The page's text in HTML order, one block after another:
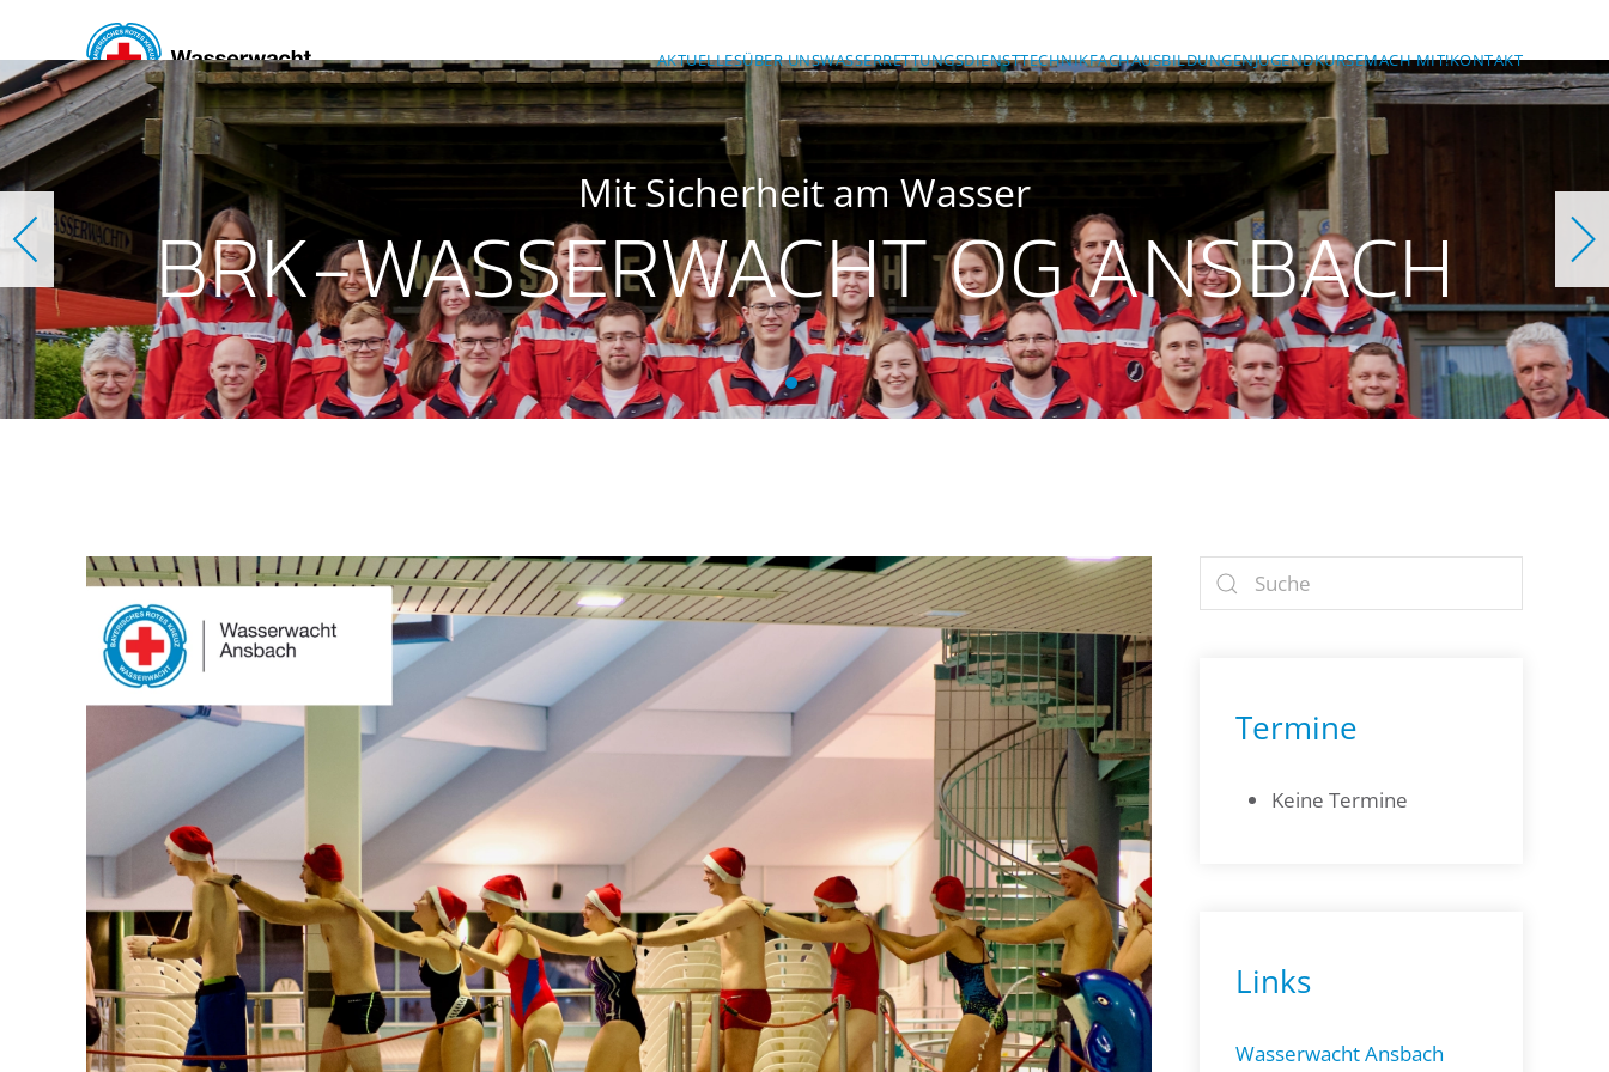
Skip to main content AKTUELLESÜBER UNSWASSERRETTUNGSDIENSTTECHNIKFACHAUSBILDUNGENJUGENDKURSEMACH MIT!KONTAKT
Mit Sicherheit am Wasser
BRK-WASSERWACHT OG ANSBACH
BRK-Wasserwacht OG Ansbach
BRK-Wasserwacht OG Ansbach
Termine
Keine Termine
Links
Wasserwacht Ansbach